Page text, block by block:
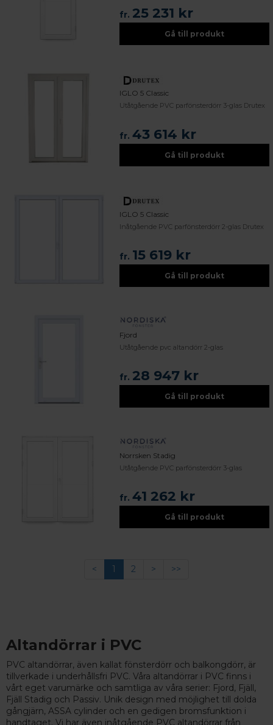
fr. 25 231 kr
Gå till produkt
IGLO 5 Classic
Utåtgående PVC parfönsterdörr 3-glas Drutex
fr. 43 614 kr
Gå till produkt
IGLO 5 Classic
Inåtgående PVC parfönsterdörr 2-glas Drutex
fr. 15 619 kr
Gå till produkt
Fjord
Utåtgående pvc altandörr 2-glas
fr. 28 947 kr
Gå till produkt
Norrsken Stadig
Utåtgående PVC parfönsterdörr 3-glas
fr. 41 262 kr
Gå till produkt
< 1 2 > >>
Altandörrar i PVC
PVC altandörrar, även kallat fönsterdörr och balkongdörr, är
tillverkade i underhållsfri PVC. Våra altandörrar i PVC finns i
vårt eget varumärke och samtliga av våra serier: Fjord, Fjäll,
Fjäll Stadig och Passiv. Unik design med möjlighet till dolda
gångjärn, ASSA cylinder och en gedigen bromsfunktion i